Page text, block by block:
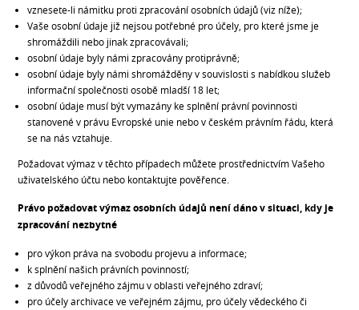
vznesete-li námitku proti zpracování osobních údajů (viz níže);
Vaše osobní údaje již nejsou potřebné pro účely, pro které jsme je
shromáždili nebo jinak zpracovávali;
osobní údaje byly námi zpracovány protiprávně;
osobní údaje byly námi shromážděny v souvislosti s nabídkou služeb
informační společnosti osobě mladší 18 let;
osobní údaje musí být vymazány ke splnění právní povinnosti
stanovené v právu Evropské unie nebo v českém právním řádu, která
se na nás vztahuje.
Požadovat výmaz v těchto případech můžete prostřednictvím Vašeho
uživatelského účtu nebo kontaktujte pověřence.
Právo požadovat výmaz osobních údajů není dáno v situaci, kdy je
zpracování nezbytné
pro výkon práva na svobodu projevu a informace;
k splnění našich právních povinností;
z důvodů veřejného zájmu v oblasti veřejného zdraví;
pro účely archivace ve veřejném zájmu, pro účely vědeckého či